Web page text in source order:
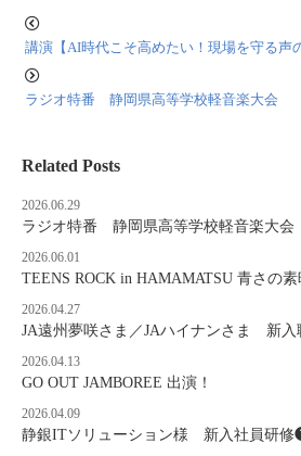
講演【AI時代こそ高めたい！現場を守る声
ラジオ特番 静岡県高等学校軽音楽大会
Related Posts
2026.06.29
ラジオ特番 静岡県高等学校軽音楽大会
2026.06.01
TEENS ROCK in HAMAMATSU 青さの素
2026.04.27
JA遠州夢咲さま／JAハイナンさま 新入
2026.04.13
GO OUT JAMBOREE 出演！
2026.04.09
静銀ITソリューション様 新入社員研